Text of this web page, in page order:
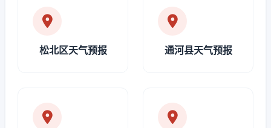
松北区天气预报 通河县天气预报